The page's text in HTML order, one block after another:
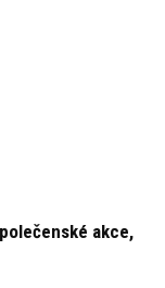
akce,